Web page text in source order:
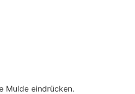
Mulde eindrücken.